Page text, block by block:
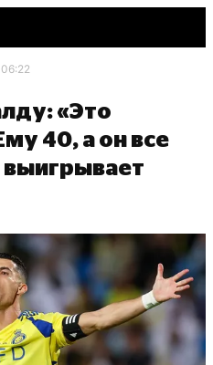
«Это
40, а он все
выигрывает